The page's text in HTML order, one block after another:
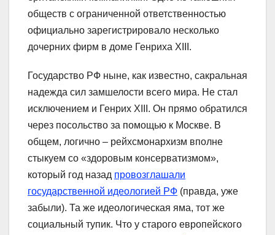
обществ с ограниченной ответственностью
официально зарегистрировало несколько
дочерних фирм в доме Генриха XIII.
Государство РФ ныне, как известно, сакральная
надежда сил замшелости всего мира. Не стал
исключением и Генрих XIII. Он прямо обратился
через посольство за помощью к Москве. В
общем, логично – рейхсмонархизм вполне
стыкуем со «здоровым консерватизмом»,
который год назад провозглашали
государственной идеологией РФ (правда, уже
забыли). Та же идеологическая яма, тот же
социальный тупик. Что у старого европейского